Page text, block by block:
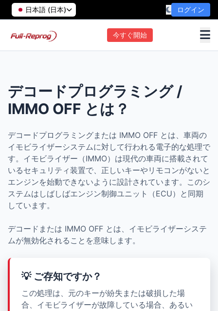
日本語 (日本) ログイン
今すぐ開始
デコードプログラミング /
IMMO OFF とは？
デコードプログラミングまたは IMMO OFF とは、車両の
イモビライザーシステムに対して行われる電子的な処理で
す。イモビライザー（IMMO）は現代の車両に搭載されて
いるセキュリティ装置で、正しいキーやリモコンがないと
エンジンを始動できないように設計されています。このシ
ステムはしばしばエンジン制御ユニット（ECU）と同期
しています。
デコードまたは IMMO OFF とは、イモビライザーシステ
ムが無効化されることを意味します。
💡 ご存知ですか？
この処理は、元のキーが紛失または破損した場
合、イモビライザーが故障している場合、あるい